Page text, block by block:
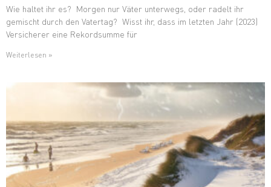
Wie haltet ihr es? Morgen nur Väter unterwegs, oder radelt ihr
gemischt durch den Vatertag? Wisst ihr, dass im letzten Jahr (2023)
Versicherer eine Rekordsumme für
Weiterlesen »